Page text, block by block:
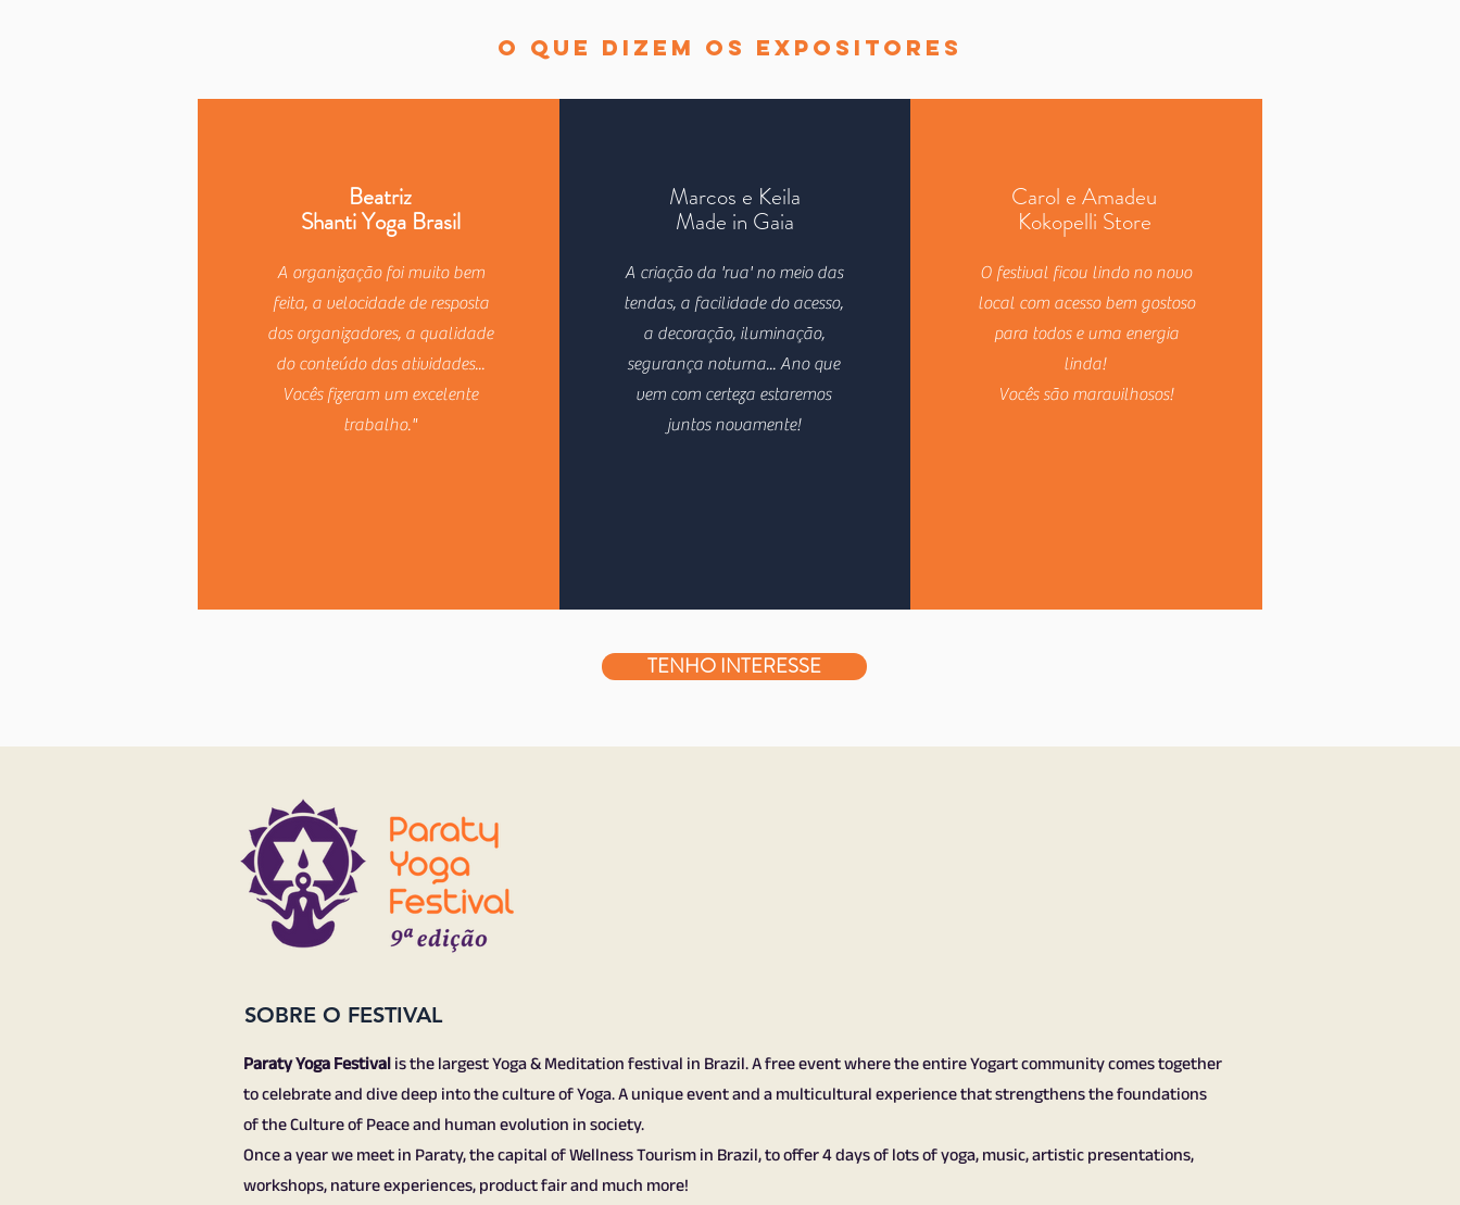
O QUE DIZEM OS EXPOSITORES
Beatriz
Shanti Yoga Brasil
A organização foi muito bem
feita, a velocidade de resposta
dos organizadores, a qualidade
do conteúdo das atividades...
Vocês fizeram um excelente
trabalho."
Marcos e Keila
Made in Gaia
A criação da 'rua' no meio das
tendas, a facilidade do acesso,
a decoração, iluminação,
segurança noturna... Ano que
vem com certeza estaremos
juntos novamente!
Carol e Amadeu
Kokopelli Store
O festival ficou lindo no novo
local com acesso bem gostoso
para todos e uma energia
linda!
Vocês são maravilhosos!
TENHO INTERESSE
SOBRE O FESTIVAL
Paraty Yoga Festivalis the largest Yoga & Meditation festival in Brazil. A free event where the entire Yogart community comes together
to celebrate and dive deep into the culture of Yoga. A unique event and a multicultural experience that strengthens the foundations
of the Culture of Peace and human evolution in society.
Once a year we meet in Paraty, the capital of Wellness Tourism in Brazil, to offer 4 days of lots of yoga, music, artistic presentations,
workshops, nature experiences, product fair and much more!